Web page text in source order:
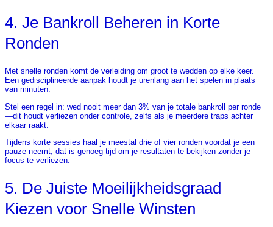
4. Je Bankroll Beheren in Korte
Ronden
Met snelle ronden komt de verleiding om groot te wedden op elke keer.
Een gedisciplineerde aanpak houdt je urenlang aan het spelen in plaats
van minuten.
Stel een regel in: wed nooit meer dan 3% van je totale bankroll per ronde
—dit houdt verliezen onder controle, zelfs als je meerdere traps achter
elkaar raakt.
Tijdens korte sessies haal je meestal drie of vier ronden voordat je een
pauze neemt; dat is genoeg tijd om je resultaten te bekijken zonder je
focus te verliezen.
5. De Juiste Moeilijkheidsgraad
Kiezen voor Snelle Winsten